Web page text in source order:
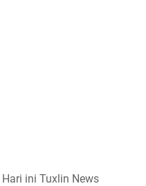
Hari ini Tuxlin News